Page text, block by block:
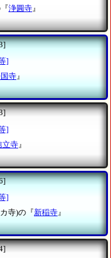
浄圓寺 』
]
寺』
]
立寺 』
]
寺)の『新稲寺 』